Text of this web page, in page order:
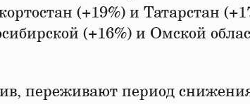
(+19%) и Татарстан
(+16%) и Омской
переживают период